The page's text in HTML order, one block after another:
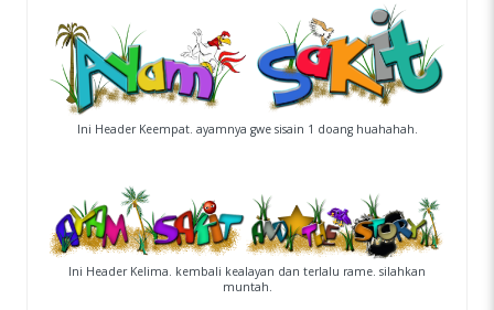
Ini Header Keempat. ayamnya gwe sisain 1 doang huahahah.
Ini Header Kelima. kembali kealayan dan terlalu rame. silahkan
muntah.